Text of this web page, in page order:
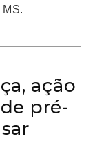
ação
pré-